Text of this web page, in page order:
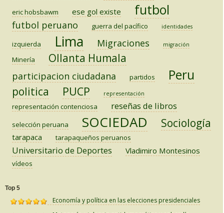
eric hobsbawm ese gol existe futbol
futbol peruano guerra del pacífico identidades
izquierda Lima Migraciones migración
Minería Ollanta Humala
participacion ciudadana partidos Peru
politica PUCP representación
representación contenciosa reseñas de libros
selección peruana SOCIEDAD Sociología
tarapaca tarapaqueños peruanos
Universitario de Deportes Vladimiro Montesinos
vídeos
Top 5
Economía y política en las elecciones presidenciales